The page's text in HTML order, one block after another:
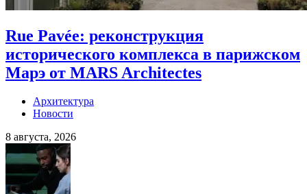
Rue Pavée: реконструкция
исторического комплекса в парижском
Марэ от MARS Architectes
Архитектура
Новости
8 августа, 2026